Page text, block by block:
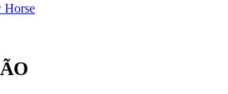
Horse